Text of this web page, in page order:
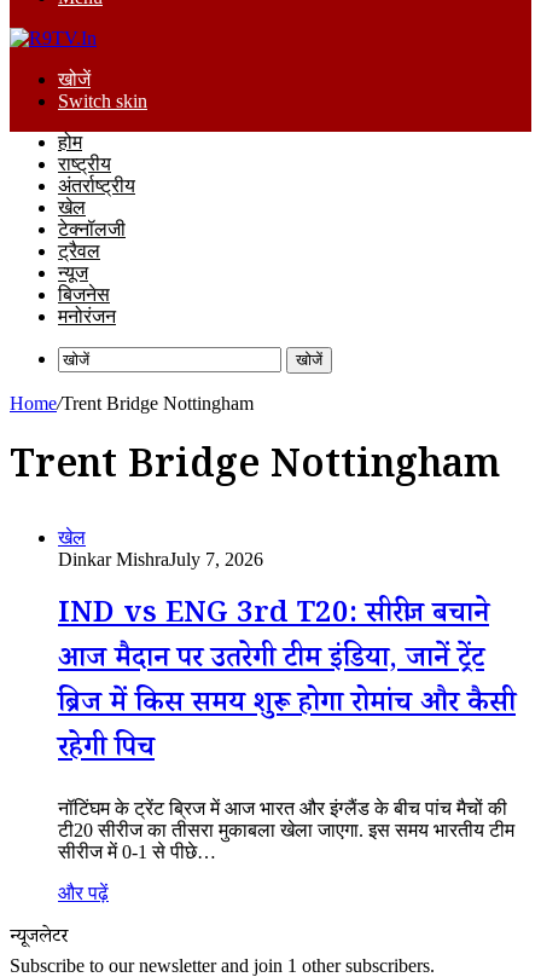
खोजें
Switch skin
होम
राष्ट्रीय
अंतर्राष्ट्रीय
खेल
टेक्नॉलजी
ट्रैवल
न्यूज
बिजनेस
मनोरंजन
खोजें
Home/Trent Bridge Nottingham
Trent Bridge Nottingham
खेल
Dinkar MishraJuly 7, 2026
IND vs ENG 3rd T20: सीरीज बचाने
आज मैदान पर उतरेगी टीम इंडिया, जानें ट्रेंट
ब्रिज में किस समय शुरू होगा रोमांच और कैसी
रहेगी पिच
नॉटिंघम के ट्रेंट ब्रिज में आज भारत और इंग्लैंड के बीच पांच मैचों की
टी20 सीरीज का तीसरा मुकाबला खेला जाएगा. इस समय भारतीय टीम
सीरीज में 0-1 से पीछे…
और पढ़ें
न्यूजलेटर
Subscribe to our newsletter and join 1 other subscribers.